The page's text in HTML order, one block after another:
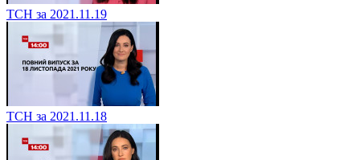
ТСН за 2021.11.19
ТСН за 2021.11.18